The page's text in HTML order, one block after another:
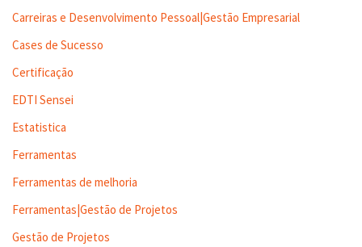
Carreiras e Desenvolvimento Pessoal|Gestão Empresarial
Cases de Sucesso
Certificação
EDTI Sensei
Estatistica
Ferramentas
Ferramentas de melhoria
Ferramentas|Gestão de Projetos
Gestão de Projetos